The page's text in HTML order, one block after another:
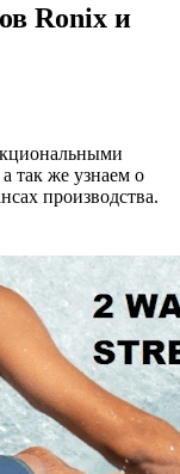
Ronix и
так же узнаем о
производства.